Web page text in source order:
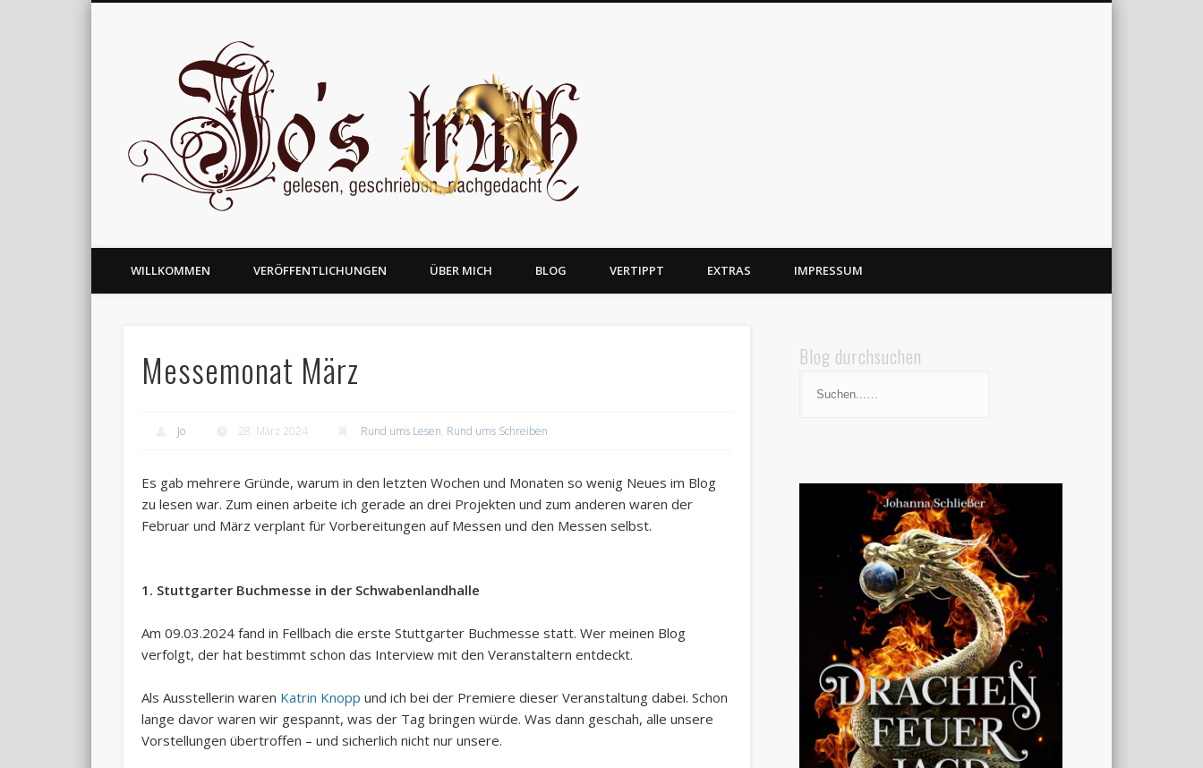
gelesen, geschrieben und nachgedacht
WILLKOMMEN VERÖFFENTLICHUNGEN ÜBER MICH BLOG VERTIPPT EXTRAS IMPRESSUM
Messemonat März
Jo 28. März 2024 Rund ums Lesen, Rund ums Schreiben
Es gab mehrere Gründe, warum in den letzten Wochen und Monaten so wenig Neues im Blog
zu lesen war. Zum einen arbeite ich gerade an drei Projekten und zum anderen waren der
Februar und März verplant für Vorbereitungen auf Messen und den Messen selbst.
1. Stuttgarter Buchmesse in der Schwabenlandhalle
Am 09.03.2024 fand in Fellbach die erste Stuttgarter Buchmesse statt. Wer meinen Blog
verfolgt, der hat bestimmt schon das Interview mit den Veranstaltern entdeckt.
Als Ausstellerin waren Katrin Knoppund ich bei der Premiere dieser Veranstaltung dabei. Schon
lange davor waren wir gespannt, was der Tag bringen würde. Was dann geschah, alle unsere
Vorstellungen übertroffen – und sicherlich nicht nur unsere.
Blog durchsuchen